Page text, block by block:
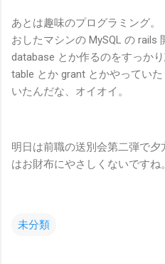
あとは趣味のプログラミング
おしたマシンの MySQL の rails
database とか作るのをすっか
table とか grant とかやってい
いたんだな、オイオイ。
明日は前職の送別会第二弾で
はお財布にやさしくないですね
未分類